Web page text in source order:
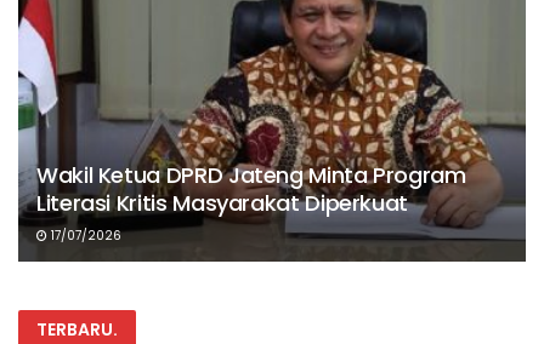
Wakil Ketua DPRD Jateng Minta Program
Literasi Kritis Masyarakat Diperkuat
17/07/2026
TERBARU.